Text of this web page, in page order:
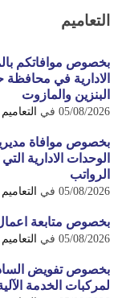
التعاميم
بخصوص موافاتكم
الادارية في
البنزين والمازوت
05/08/2026 في
بخصوص موافاة
الوحدات الادارية
الرواتب
05/08/2026 في
بخصوص متابعة
05/08/2026 في
بخصوص تفويض
لمركبات الخدمة